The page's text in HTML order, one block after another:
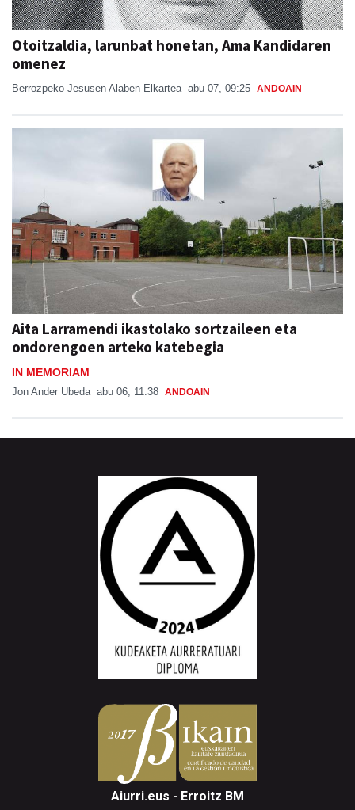
Otoitzaldia, larunbat honetan, Ama Kandidaren
omenez
Berrozpeko Jesusen Alaben Elkartea abu 07, 09:25 ANDOAIN
Aita Larramendi ikastolako sortzaileen eta
ondorengoen arteko katebegia
IN MEMORIAM
Jon Ander Ubeda abu 06, 11:38 ANDOAIN
Aiurri.eus - Erroitz BM